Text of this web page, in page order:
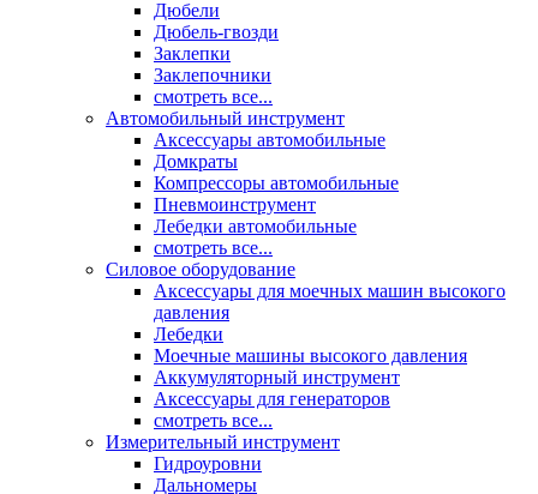
Дюбели
Дюбель-гвозди
Заклепки
Заклепочники
смотреть все...
Автомобильный инструмент
Аксессуары автомобильные
Домкраты
Компрессоры автомобильные
Пневмоинструмент
Лебедки автомобильные
смотреть все...
Силовое оборудование
Аксессуары для моечных машин высокого
давления
Лебедки
Моечные машины высокого давления
Аккумуляторный инструмент
Аксессуары для генераторов
смотреть все...
Измерительный инструмент
Гидроуровни
Дальномеры